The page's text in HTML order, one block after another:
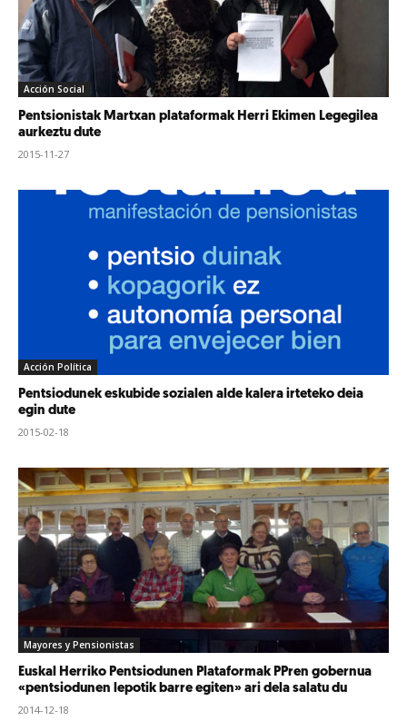
Acción Social
Pentsionistak Martxan plataformak Herri Ekimen Legegilea
aurkeztu dute
2015-11-27
Acción Política
Pentsiodunek eskubide sozialen alde kalera irteteko deia
egin dute
2015-02-18
Mayores y Pensionistas
Euskal Herriko Pentsiodunen Plataformak PPren gobernua
«pentsiodunen lepotik barre egiten» ari dela salatu du
2014-12-18